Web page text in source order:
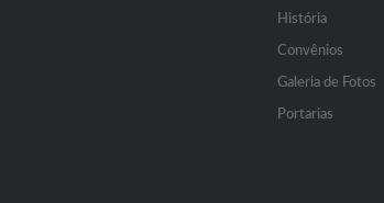
História
Convênios
Galeria de Fotos
Portarias